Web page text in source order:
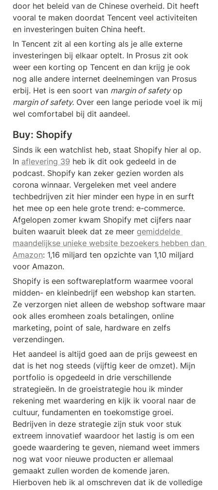
door het beleid van de Chinese overheid. Dit heeft
vooral te maken doordat Tencent veel activiteiten
en investeringen buiten China heeft.
In Tencent zit al een korting als je alle externe
investeringen bij elkaar optelt. In Prosus zit ook
weer een korting op Tencent en dan krijg je ook
nog alle andere internet deelnemingen van Prosus
erbij. Het is een soort van margin of safety
margin of safety. Over een lange periode voel ik mij
wel comfortabel bij dit aandeel.
Buy: Shopify
Sinds ik een watchlist heb, staat Shopify hier al op.
In aflevering 39 heb ik dit ook gedeeld in de
podcast. Shopify kan zeker gezien worden als
corona winnaar. Vergeleken met veel andere
techbedrijven zit hier minder een hype in en surft
het mee op een hele grote trend: e-commerce.
Afgelopen zomer kwam Shopify met cijfers naar
buiten waaruit bleek dat ze meer gemiddelde
maandelijkse unieke website bezoekers hebben dan
Amazon: 1,16 miljard ten opzichte van 1,10 miljard
voor Amazon.
Shopify is een softwareplatform waarmee vooral
midden- en kleinbedrijf een webshop kan starten.
Ze verzorgen niet alleen de webshop software maar
ook alles eromheen zoals betalingen, online
marketing, point of sale, hardware en zelfs
verzendingen.
Het aandeel is altijd goed aan de prijs geweest en
dat is het nog steeds (vijftig keer de omzet). Mijn
portfolio is opgedeeld in drie verschillende
strategieën. In de groeistrategie hou ik minder
rekening met waardering en kijk ik vooral naar de
cultuur, fundamenten en toekomstige groei.
Bedrijven in deze strategie zijn stuk voor stuk
extreem innovatief waardoor het lastig is om een
goede waardering te geven, niemand weet immers
nog wat voor nieuwe producten er allemaal
gemaakt zullen worden de komende jaren.
Hierboven heb ik al omschreven dat ik de volledige